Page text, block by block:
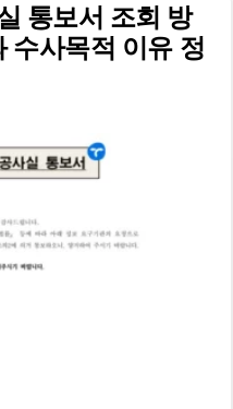
통보서 조회 방
수사목적 이유 정